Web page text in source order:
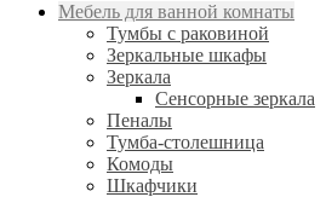
Мебель для ванной комнаты
Тумбы с раковиной
Зеркальные шкафы
Зеркала
Сенсорные зеркала
Пеналы
Тумба-столешница
Комоды
Шкафчики